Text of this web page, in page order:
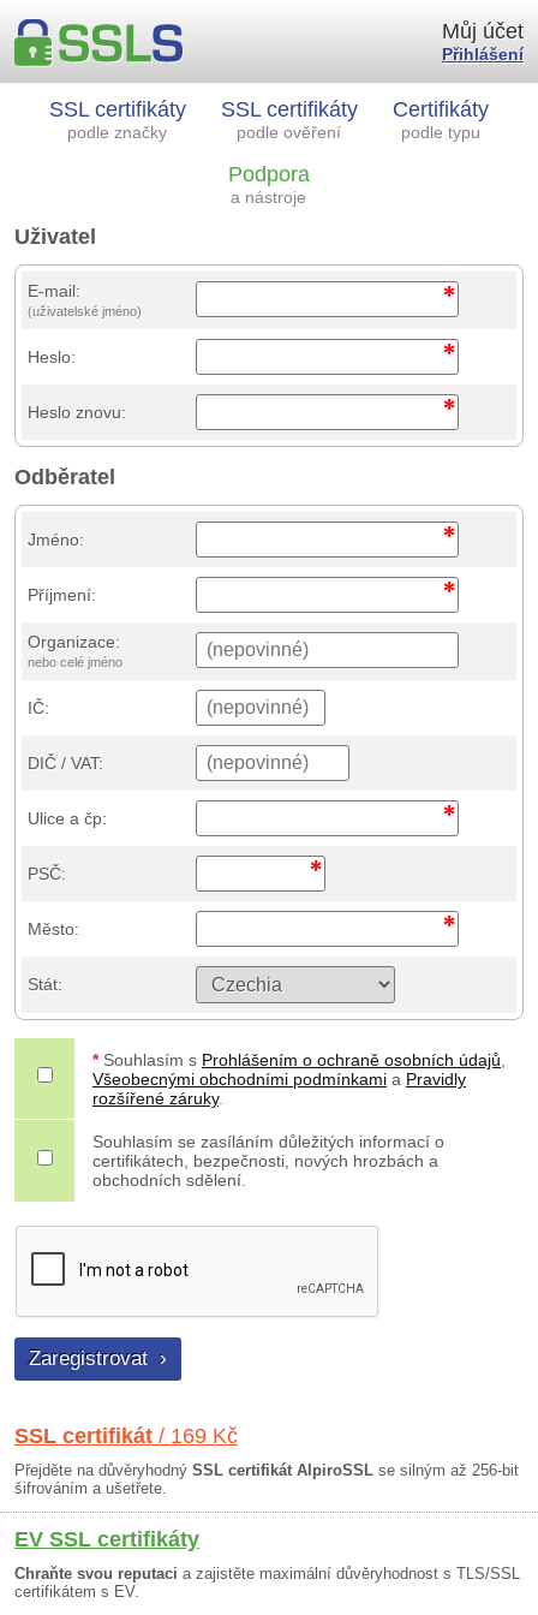
SSL certifikáty
podle značky
SSL certifikáty
podle ověření
Certifikáty
podle typu
Podpora
a nástroje
Můj účet
Přihlášení
Uživatel
E-mail:
(uživatelské jméno)
Heslo:
Heslo znovu:
Odběratel
Jméno:
Příjmení:
Organizace:
nebo celé jméno
IČ:
DIČ / VAT:
Ulice a čp:
PSČ:
Město:
Stát:
* Souhlasím s Prohlášením o ochraně osobních údajů
Všeobecnými obchodními podmínkami a Pravidly
rozšířené záruky.
Souhlasím se zasíláním důležitých informací o
certifikátech, bezpečnosti, nových hrozbách a
obchodních sdělení.
SSL certifikát / 169 Kč
Přejděte na důvěryhodný SSL certifikát AlpiroSSL se silným až 256-bit
šifrováním a ušetřete.
EV SSL certifikáty
Chraňte svou reputaci a zajistěte maximální důvěryhodnost s TLS/SSL
certifikátem s EV.